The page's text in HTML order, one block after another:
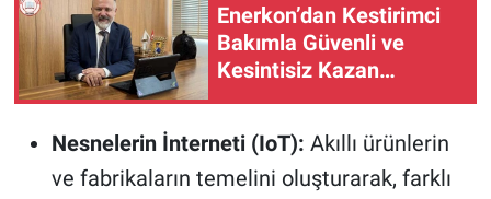
Enerkon’dan Kestirimci
Bakımla Güvenli ve
Kesintisiz Kazan
İşletmesi
Nesnelerin İnterneti (IoT): Akıllı ürünlerin
ve fabrikaların temelini oluşturarak, farklı